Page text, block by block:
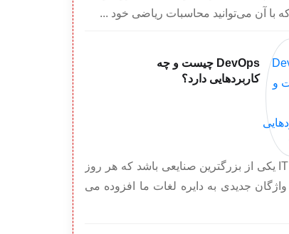
با آن می‌توانید محاسبات ریاضی خود ...
DevOps چیست و چه
کاربردهایی دارد؟
شاید IT یکی از بزرگترین صنایعی باشد که هر روز
جدیدی به دایره لغات ما افزوده می